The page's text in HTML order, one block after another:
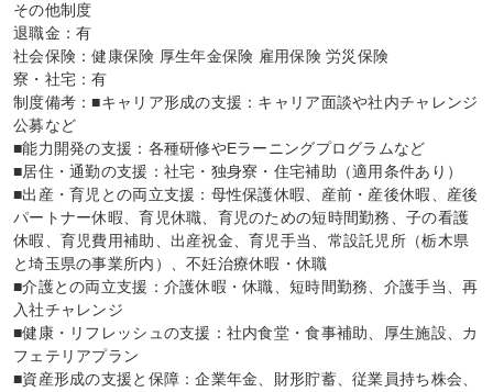
その他制度
退職金：有
社会保険：健康保険 厚生年金保険 雇用保険 労災保険
寮・社宅：有
制度備考：■キャリア形成の支援：キャリア面談や社内チャレンジ
公募など
■能力開発の支援：各種研修やEラーニングプログラムなど
■居住・通勤の支援：社宅・独身寮・住宅補助（適用条件あり）
■出産・育児との両立支援：母性保護休暇、産前・産後休暇、産後
パートナー休暇、育児休職、育児のための短時間勤務、子の看護
休暇、育児費用補助、出産祝金、育児手当、常設託児所（栃木県
と埼玉県の事業所内）、不妊治療休暇・休職
■介護との両立支援：介護休暇・休職、短時間勤務、介護手当、再
入社チャレンジ
■健康・リフレッシュの支援：社内食堂・食事補助、厚生施設、カ
フェテリアプラン
■資産形成の支援と保障：企業年金、財形貯蓄、従業員持ち株会、